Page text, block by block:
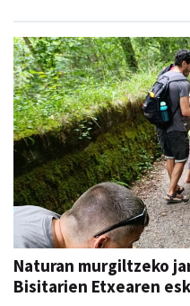
Naturan murgiltzeko
Bisitarien Etxearen